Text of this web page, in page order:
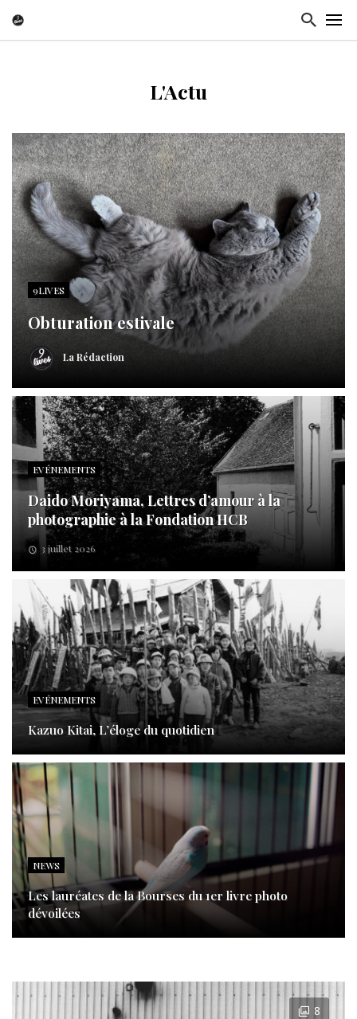
L'Actu
9LIVES
Obturation estivale
La Rédaction
EVÉNEMENTS
Daido Moriyama, Lettres d’amour à la
photographie à la Fondation HCB
3 juillet 2026
EVÉNEMENTS
Kazuo Kitai, L’éloge du quotidien
NEWS
Les lauréates de la Bourses du 1er livre photo
dévoilées
8